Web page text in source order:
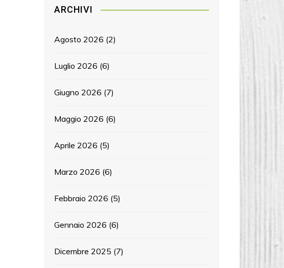
ARCHIVI
Agosto 2026 (2)
Luglio 2026 (6)
Giugno 2026 (7)
Maggio 2026 (6)
Aprile 2026 (5)
Marzo 2026 (6)
Febbraio 2026 (5)
Gennaio 2026 (6)
Dicembre 2025 (7)